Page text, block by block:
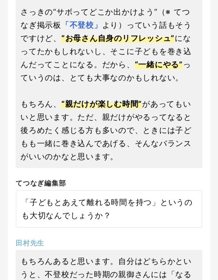
さっきの“サボってどこか出かけよう”（※ てつ
なぎ掲示板 「不登校」 より）っていう話もそう
ですけど、 “お母さん自身のリフレッシュ”にな
ってたかもしれないし、そこに子どもを巻き込
んだってことになる。だから、 “一緒にやる”っ
ていうのは、とても大事なのかもしれない。
もちろん、 “親だけが楽しむ時間”があってもい
いと思います。ただ、親だけがやるってなると
後ろめたく感じる方も多いので、ときには子ど
もも一緒に巻き込んであげる、そんなバランス
がいいのかなと思います。
てつなぎ編集部
「子どもとあえて離れる時間を持つ」というの
も大切なんでしょうか？
田村先生
もちろんあると思います。自分はどちらかとい
うと、不登校だった時期の親御さんには「なる